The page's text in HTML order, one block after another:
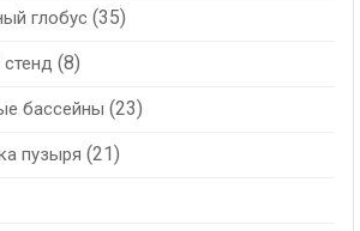
глобус (35)
(8)
бассейны (23)
пузыря (21)